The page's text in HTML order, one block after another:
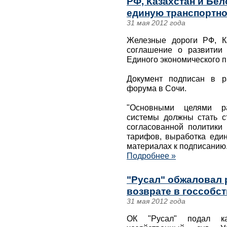
единую
31 мая 2012 года
Железные дороги РФ,
соглашение о развитии
Единого экономического
Документ подписан в
форума в Сочи.
"Основными целями
системы должны стать
согласованной
тарифов, выработка
материалах к
Подробнее »
"Русал" обжаловал
возврате в
31 мая 2012 года
ОК "Русал" подал